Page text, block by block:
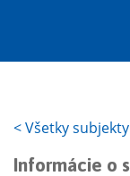
<Všetky subjekty
Informácie o